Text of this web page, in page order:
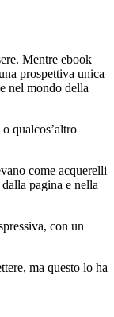
Mentre ebook
prospettiva unica
nel mondo della
qualcos’altro
come acquerelli
pagina e nella
con un
ma questo lo ha